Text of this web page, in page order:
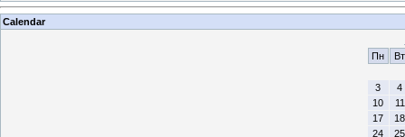
Calendar
Пн
Вт
3
4
10
11
17
18
24
25